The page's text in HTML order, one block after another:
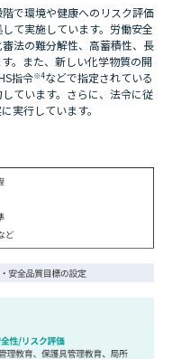
で環境や健康へのリスク評価
て実施しています。労働安全
法の難分解性、高蓄積性、長
。また、新しい化学物質の開
指令※4などで指定されている
ています。さらに、法令に従
実行しています。